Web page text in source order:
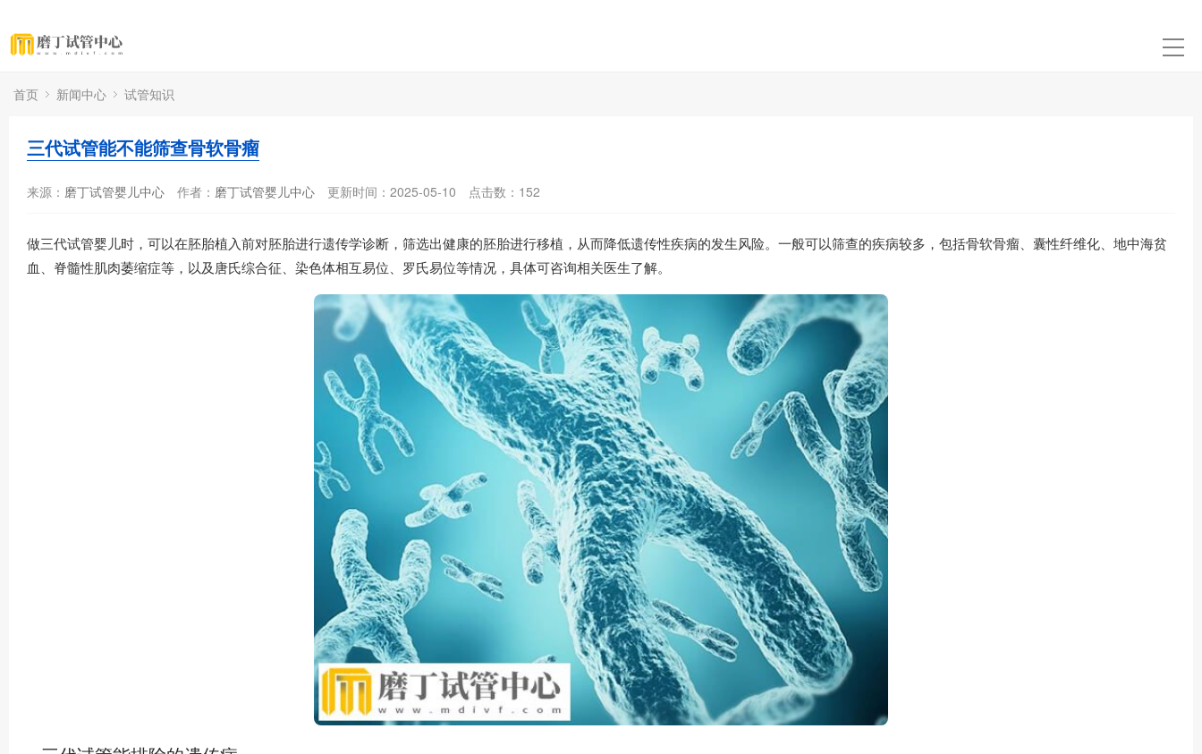
首页 新闻中心 试管知识
三代试管能不能筛查骨软骨瘤
来源： 磨丁试管婴儿中心 作者： 磨丁试管婴儿中心 更新时间：2025-05-10 点击数： 152
做三代试管婴儿时，可以在胚胎植入前对胚胎进行遗传学诊断，筛选出健康的胚胎进行移植，从而降低遗传性疾病的发生风险。一般可以筛查的疾病较多，包括骨软骨瘤、囊性纤维化、地中海贫
血、脊髓性肌肉萎缩症等，以及唐氏综合征、染色体相互易位、罗氏易位等情况，具体可咨询相关医生了解。